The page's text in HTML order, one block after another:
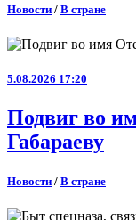
Новости / В стране
5.08.2026 17:20
Подвиг во
Габараеву
Новости / В стране